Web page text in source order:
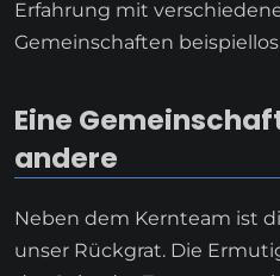
Erfahrung mit
Gemeinschaften
Eine
andere
Neben dem Kernteam ist
unser Rückgrat. Die